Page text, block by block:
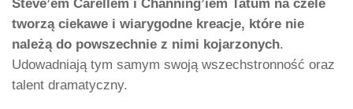
Steve’em Carellem i Channing’iem Tatum na czele
tworzą ciekawe i wiarygodne kreacje, które nie
należą do powszechnie z nimi kojarzonych.
Udowadniają tym samym swoją wszechstronność oraz
talent dramatyczny.